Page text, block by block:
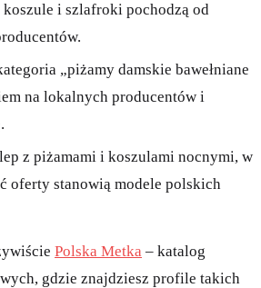
i szlafroki pochodzą od
„piżamy damskie bawełniane
na lokalnych producentów i
z piżamami i koszulami nocnymi, w
oferty stanowią modele polskich
Polska Metka – katalog
gdzie znajdziesz profile takich